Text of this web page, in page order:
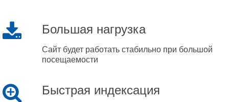
Большая нагрузка
Сайт будет работать стабильно при большой
посещаемости
Быстрая индексация